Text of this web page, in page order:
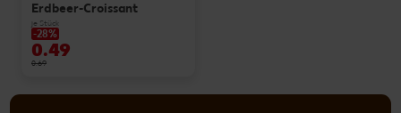
Erdbeer-Croissant
je Stück
-28%
0.49
0.69